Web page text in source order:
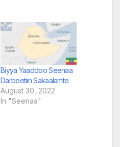
Biyya Yaaddoo Seenaa
Darbeetiin Sakaalamte
August 30, 2022
In "Seenaa"